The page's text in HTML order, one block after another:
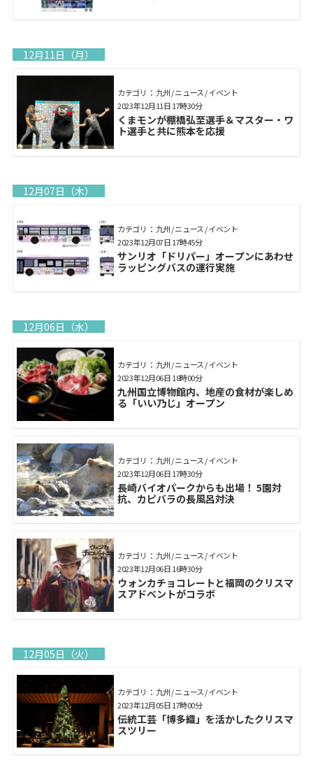
12月11日（月）
カテゴリ： 九州 / ニュース / イベント
くまモンが棚橋弘至選手＆マスター・ワ
ト選手と共に熊本を応援
2023年12月11日 17時30分
12月07日（木）
カテゴリ： 九州 / ニュース / イベント
サンリオ「ドリパー」オープンにあわせ
ラッピングバスの運行実施
2023年12月07日 17時45分
12月06日（水）
カテゴリ： 九州 / ニュース / イベント
九州国立博物館内、地産の食材が楽しめ
る「いい乃じ」オープン
2023年12月06日 18時00分
カテゴリ： 九州 / ニュース / イベント
長崎バイオパークからも出場！ 5園対
抗、カピバラの長風呂対決
2023年12月06日 17時30分
カテゴリ： 九州 / ニュース / イベント
ウォンカチョコレートと福岡のクリスマ
スアドベントがコラボ
2023年12月06日 16時30分
12月05日（火）
カテゴリ： 九州 / ニュース / イベント
伝統工芸「博多織」を活かしたクリスマ
スツリー
2023年12月05日 17時00分